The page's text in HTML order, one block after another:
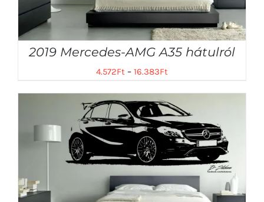
2019 Mercedes-AMG A35 hátulról
4.572Ft – 16.383Ft